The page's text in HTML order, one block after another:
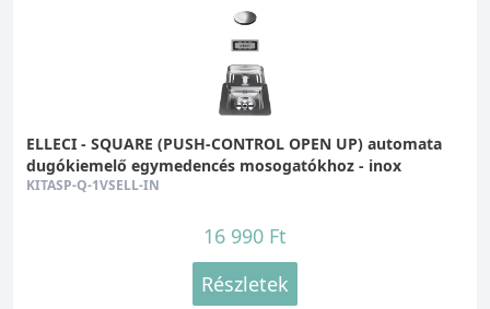
ELLECI - SQUARE (PUSH-CONTROL OPEN UP) automata
dugókiemelő egymedencés mosogatókhoz - inox
KITASP-Q-1VSELL-IN
16 990 Ft
Részletek